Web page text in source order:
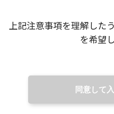
上記注意事項を理解した
を希望
同意して